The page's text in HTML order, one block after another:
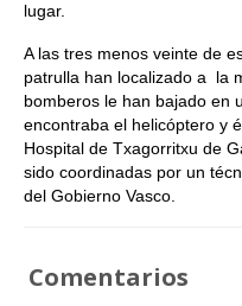
lugar.
A las tres menos veinte de
patrulla han localizado a la
bomberos le han bajado en
encontraba el helicóptero y
Hospital de Txagorritxu de
sido coordinadas por un
del Gobierno Vasco.
Comentarios